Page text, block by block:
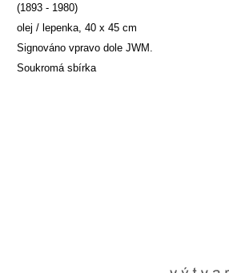
(1893 - 1980)
olej / lepenka, 40 x 45 cm
Signováno vpravo dole JWM.
Soukromá sbírka